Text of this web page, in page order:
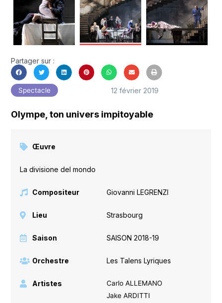
Partager sur :
Spectacle 12 février 2019
Olympe, ton univers impitoyable
Œuvre
La divisione del mondo
Compositeur Giovanni LEGRENZI
Lieu Strasbourg
Saison SAISON 2018-19
Orchestre Les Talens Lyriques
Artistes
Carlo ALLEMANO
Jake ARDITTI